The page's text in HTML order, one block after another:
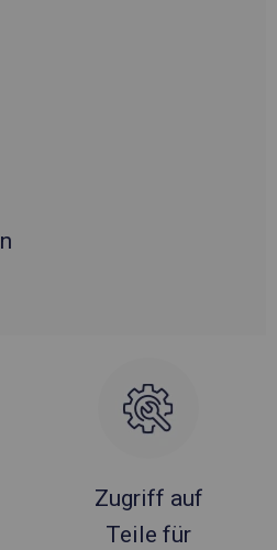
Zugriff auf
Teile für